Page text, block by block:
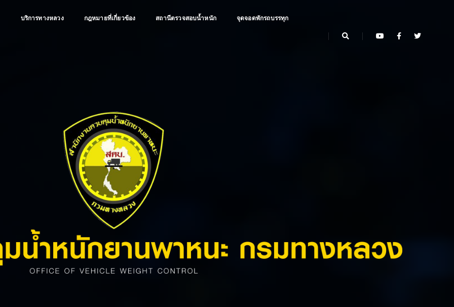
บริการทางหลวง กฎหมายที่เกี่ยวข้อง สถานีตรวจสอบน้ำหนัก จุดจอดพักรถบรรทุก